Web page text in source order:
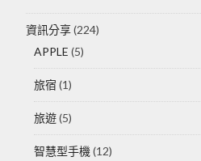
資訊分享(224)
APPLE (5)
旅宿 (1)
旅遊(5)
智慧型手機 (12)